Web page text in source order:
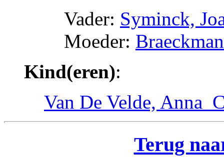
Vader: Syminck,
Moeder:
Kind(eren):
Van De Velde,
Terug